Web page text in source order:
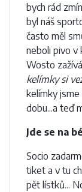
bych rád
byl náš
často měl
neboli pivo v
Wosto
kelímky si
kelímky
dobu...a teď
Jde se na
Socio
tiket a v tu
pět lístků...